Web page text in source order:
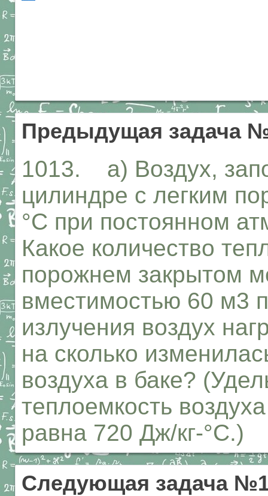
Предыдущая задача
1013. а) Воздух,
цилиндре с легким
°С при постоянном
Какое количество
порожнем закрытом
вместимостью 60 м3
излучения воздух
на сколько
воздуха в баке?
теплоемкость
равна 720 Дж/кг-°С.)
Следующая задача